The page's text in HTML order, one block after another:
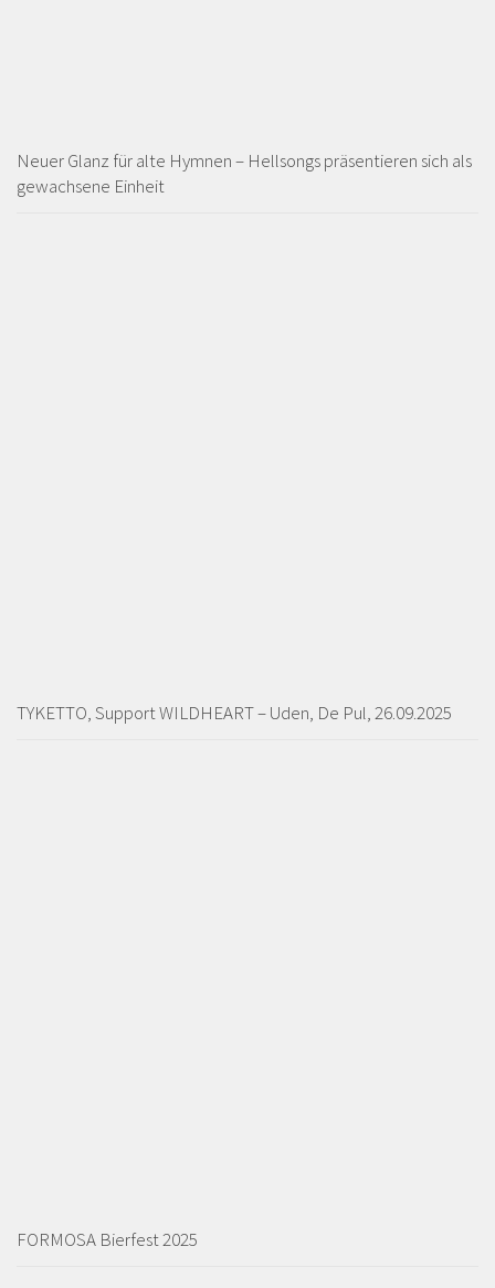
Neuer Glanz für alte Hymnen – Hellsongs präsentieren sich als
gewachsene Einheit
TYKETTO, Support WILDHEART – Uden, De Pul, 26.09.2025
FORMOSA Bierfest 2025